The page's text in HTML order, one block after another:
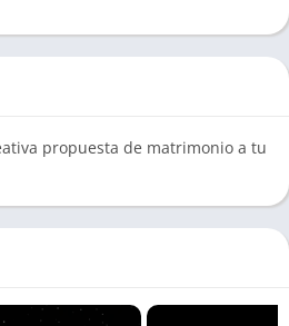
propuesta de matrimonio a tu